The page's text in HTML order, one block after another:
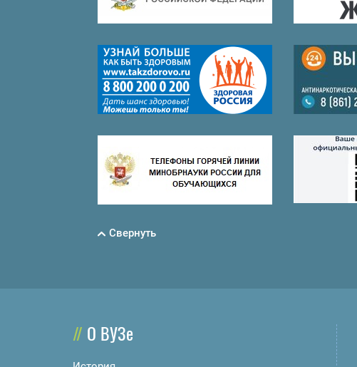
Свернуть
О ВУЗе